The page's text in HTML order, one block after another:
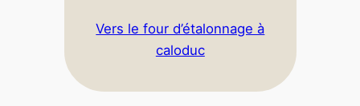
Vers le four d’étalonnage à
caloduc